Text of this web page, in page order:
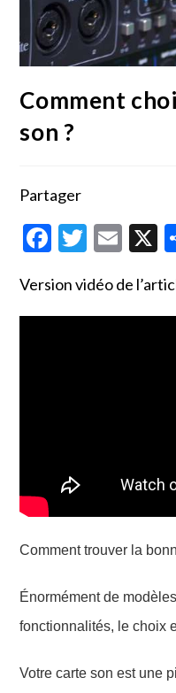
Comment
son ?
Partager
F
e
b
T
itt
er
E
ai
l
X
Version vidéo de
Comment trouver la
Énormément de
fonctionnalités, le choix
Votre carte son est une